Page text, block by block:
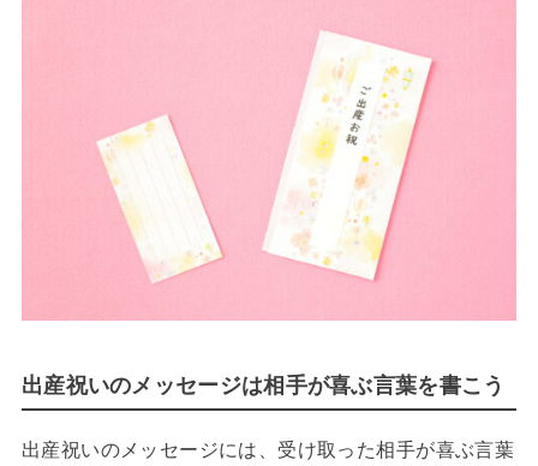
出産祝いのメッセージは相手が喜ぶ言葉を書こう
出産祝いのメッセージには、受け取った相手が喜ぶ言葉